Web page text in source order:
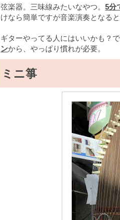
弦楽器。三味線みたいなやつ。 5分
けなら簡単ですが音楽演奏となる
ギターやってる人にはいいかも？
ンから、やっぱり慣れが必要。
ミニ箏